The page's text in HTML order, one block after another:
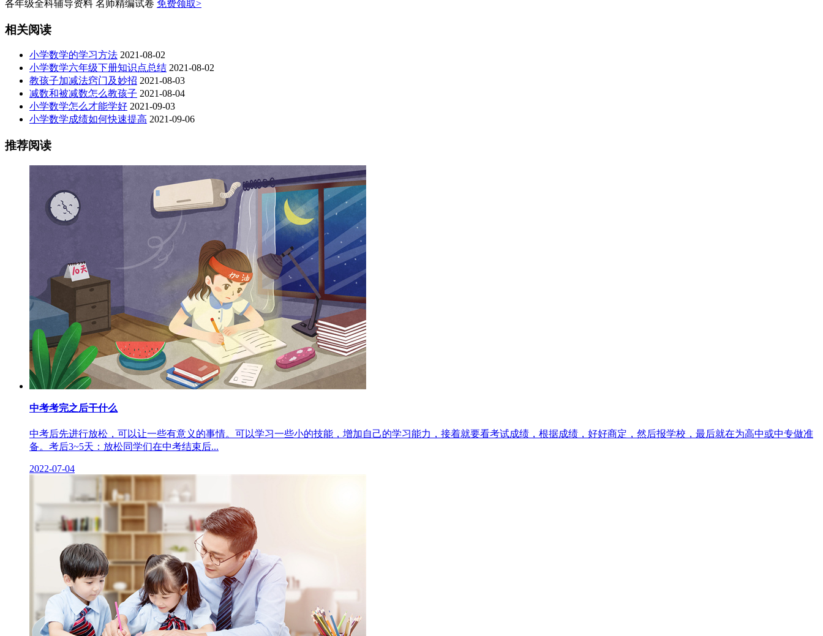
各年级全科辅导资料 名师精编试卷 免费领取>
相关阅读
小学数学的学习方法 2021-08-02
小学数学六年级下册知识点总结 2021-08-02
教孩子加减法窍门及妙招 2021-08-03
减数和被减数怎么教孩子 2021-08-04
小学数学怎么才能学好 2021-09-03
小学数学成绩如何快速提高 2021-09-06
推荐阅读
中考考完之后干什么
中考后先进行放松，可以让一些有意义的事情。可以学习一些小的技能，增加自己的学习能力，接着就要看考试成绩，根据成绩，好好商定，然后报学校，最后就在为高中或中专做准
备。考后3~5天：放松同学们在中考结束后...
2022-07-04